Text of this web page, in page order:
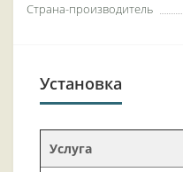
Страна-производитель
Установка
Услуга